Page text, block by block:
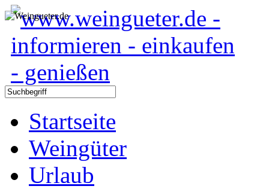
Startseite
Weingüter
Urlaub